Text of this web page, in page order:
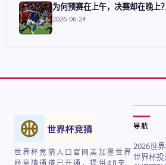
为何预赛在上午，决赛却在晚上？
2026-06-24
世界杯竞猜入口官网美加墨世界
导航
2026世
世界杯